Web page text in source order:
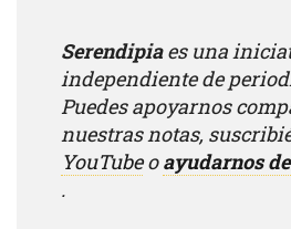
Serendipiaes una
independiente de
Puedes apoyarnos
nuestras notas,
YouTubeoayudarnos
.